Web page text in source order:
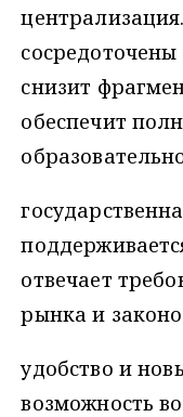
снизит
обеспечит
отвечает
рынка и
удобство и
возможность